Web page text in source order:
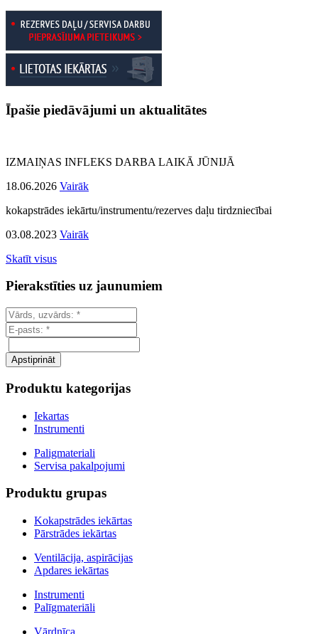
Īpašie piedāvājumi un aktualitātes
IZMAIŅAS INFLEKS DARBA LAIKĀ JŪNIJĀ
18.06.2026 Vairāk
kokapstrādes iekārtu/instrumentu/rezerves daļu tirdzniecībai
03.08.2023 Vairāk
Skatīt visus
Pierakstīties uz jaunumiem
Produktu kategorijas
Iekartas
Instrumenti
Paligmateriali
Servisa pakalpojumi
Produktu grupas
Kokapstrādes iekārtas
Pārstrādes iekārtas
Ventilācija, aspirācijas
Apdares iekārtas
Instrumenti
Palīgmateriāli
Vārdnīca